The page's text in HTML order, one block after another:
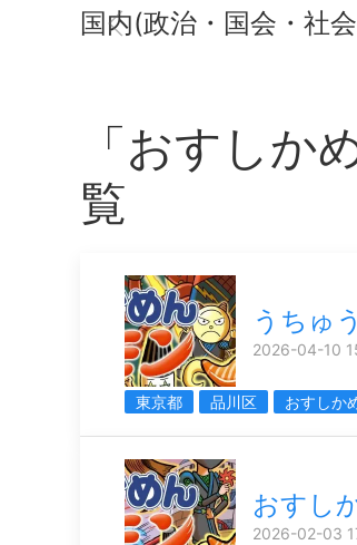
国内(政治・国会・社
「おすしか
覧
うちゅ
2026-04-10
東京都 品川区 おすしか
おすし
2026-02-03